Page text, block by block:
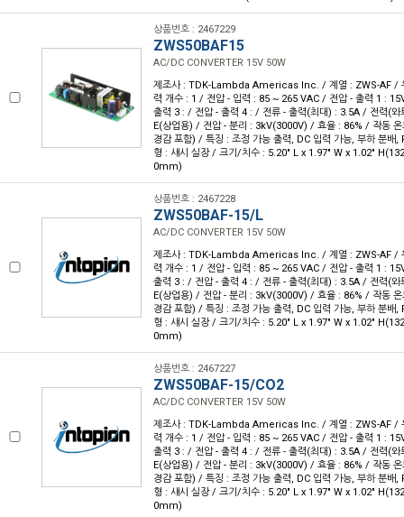
상품번호 : 2467229
ZWS50BAF15
AC/DC CONVERTER 15V 50W
제조사 : TDK-Lambda Americas Inc. / 계열 : ZWS-AF /
력 개수 : 1 / 전압 - 입력 : 85 ~ 265 VAC / 전압 - 출력 1 :
출력 3 : / 전압 - 출력 4 : / 전류 - 출력(최대) : 3.5A / 전력(
E(상업용) / 전압 - 분리 : 3kV(3000V) / 효율 : 86% / 작동 온
경감 포함) / 특징 : 조정 가능 출력, DC 입력 가능, 부하 분배
형 : 섀시 실장 / 크기/치수 : 5.20" L x 1.97" W x 1.02"
0mm)
상품번호 : 2467228
ZWS50BAF-15/L
AC/DC CONVERTER 15V 50W
제조사 : TDK-Lambda Americas Inc. / 계열 : ZWS-AF /
력 개수 : 1 / 전압 - 입력 : 85 ~ 265 VAC / 전압 - 출력 1 :
출력 3 : / 전압 - 출력 4 : / 전류 - 출력(최대) : 3.5A / 전력(
E(상업용) / 전압 - 분리 : 3kV(3000V) / 효율 : 86% / 작동 온
경감 포함) / 특징 : 조정 가능 출력, DC 입력 가능, 부하 분배
형 : 섀시 실장 / 크기/치수 : 5.20" L x 1.97" W x 1.02"
0mm)
상품번호 : 2467227
ZWS50BAF-15/CO2
AC/DC CONVERTER 15V 50W
제조사 : TDK-Lambda Americas Inc. / 계열 : ZWS-AF /
력 개수 : 1 / 전압 - 입력 : 85 ~ 265 VAC / 전압 - 출력 1 :
출력 3 : / 전압 - 출력 4 : / 전류 - 출력(최대) : 3.5A / 전력(
E(상업용) / 전압 - 분리 : 3kV(3000V) / 효율 : 86% / 작동 온
경감 포함) / 특징 : 조정 가능 출력, DC 입력 가능, 부하 분배
형 : 섀시 실장 / 크기/치수 : 5.20" L x 1.97" W x 1.02"
0mm)